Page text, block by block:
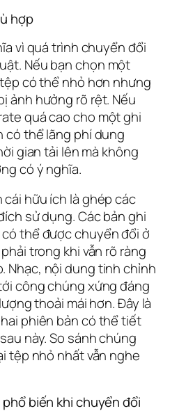
hợp
vì quá trình chuyển đổi
Nếu bạn chọn một
có thể nhỏ hơn nhưng
ảnh hưởng rõ rệt. Nếu
quá cao cho một ghi
có thể lãng phí dung
gian tải lên mà không
có ý nghĩa.
hữu ích là ghép các
sử dụng. Các bản ghi
thể được chuyển đổi ở
trong khi vẫn rõ ràng
Nhạc, nội dung tinh chỉnh
công chúng xứng đáng
thoải mái hơn. Đây là
phiên bản có thể tiết
này. So sánh chúng
tệp nhỏ nhất vẫn nghe
biến khi chuyển đổi